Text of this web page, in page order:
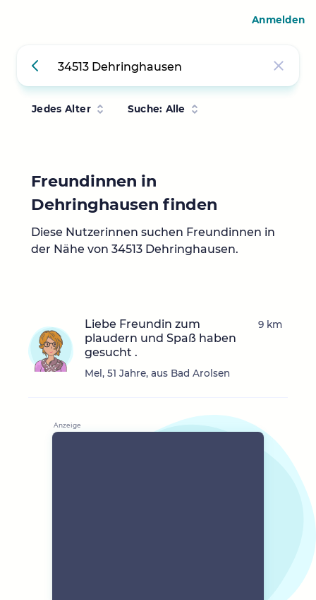
Jedes Alter Suche: Alle
Freundinnen in
Dehringhausen finden
Diese Nutzerinnen suchen Freundinnen in
der Nähe von 34513 Dehringhausen.
Liebe Freundin zum
plaudern und Spaß haben
gesucht .
Mel, 51 Jahre, aus Bad Arolsen
9 km
Anmelden